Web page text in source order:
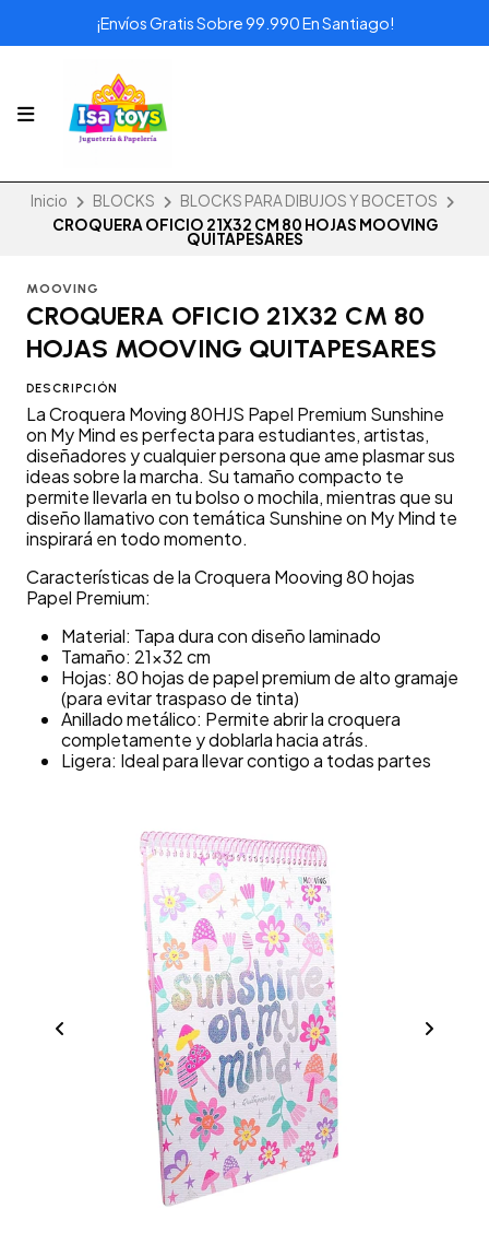
¡Envíos Gratis Sobre 99.990 En Santiago!
Inicio BLOCKS
BLOCKS PARA DIBUJOS Y BOCETOS
CROQUERA OFICIO 21X32 CM 80 HOJAS MOOVING
QUITAPESARES
MOOVING
CROQUERA OFICIO 21X32 CM 80
HOJAS MOOVING QUITAPESARES
DESCRIPCIÓN
La Croquera Moving 80HJS Papel Premium Sunshine
on My Mind es perfecta para estudiantes, artistas,
diseñadores y cualquier persona que ame plasmar sus
ideas sobre la marcha. Su tamaño compacto te
permite llevarla en tu bolso o mochila, mientras que su
diseño llamativo con temática Sunshine on My Mind te
inspirará en todo momento.
Características de la Croquera Mooving 80 hojas
Papel Premium:
Material: Tapa dura con diseño laminado
Tamaño: 21x32 cm
Hojas: 80 hojas de papel premium de alto gramaje
(para evitar traspaso de tinta)
Anillado metálico: Permite abrir la croquera
completamente y doblarla hacia atrás.
Ligera: Ideal para llevar contigo a todas partes